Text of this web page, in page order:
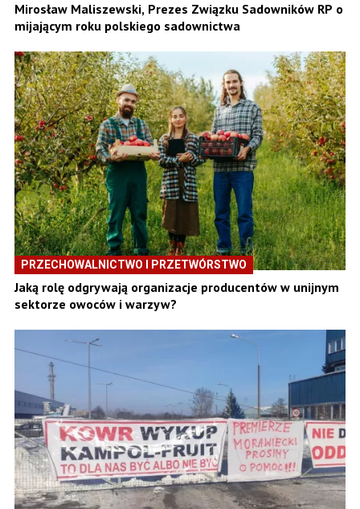
Mirosław Maliszewski, Prezes Związku Sadowników RP o
mijającym roku polskiego sadownictwa
PRZECHOWALNICTWO I PRZETWÓRSTWO
Jaką rolę odgrywają organizacje producentów w unijnym
sektorze owoców i warzyw?